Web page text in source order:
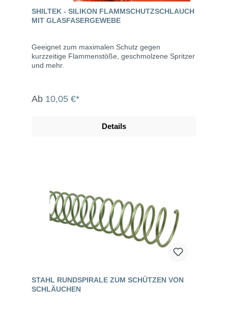
SHILTEK - SILIKON FLAMMSCHUTZSCHLAUCH
MIT GLASFASERGEWEBE
Geeignet zum maximalen Schutz gegen
kurzzeitige Flammenstöße, geschmolzene Spritzer
und mehr.
Ab 10,05 €*
Details
STAHL RUNDSPIRALE ZUM SCHÜTZEN VON
SCHLÄUCHEN